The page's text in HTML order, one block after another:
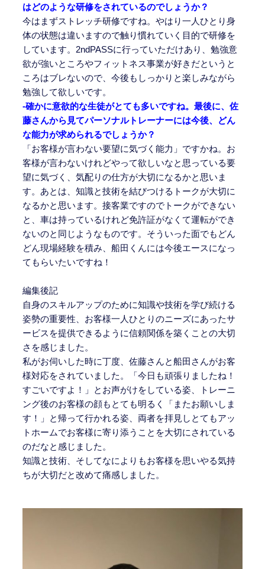
はどのような研修をされているのでしょうか？
今はまずストレッチ研修ですね。やはり一人ひとり身
体の状態は違いますので触り慣れていく目的で研修を
しています。2ndPASSに行っていただけあり、勉強意
欲が強いところやフィットネス事業が好きだというと
ころはブレないので、今後もしっかりと楽しみながら
勉強して欲しいです。
-確かに意欲的な生徒がとても多いですね。最後に、佐
藤さんから見てパーソナルトレーナーには今後、どん
な能力が求められるでしょうか？
「お客様が言わない要望に気づく能力」ですかね。お
客様が言わないけれどやって欲しいなと思っている要
望に気づく、気配りの仕方が大切になるかと思いま
す。あとは、知識と技術を結びつけるトークが大切に
なるかと思います。接客業ですのでトークができない
と、車は持っているけれど免許証がなくて運転ができ
ないのと同じようなものです。そういった面でもどん
どん現場経験を積み、船田くんには今後エースになっ
てもらいたいですね！
編集後記
自身のスキルアップのために知識や技術を学び続ける
姿勢の重要性、お客様一人ひとりのニーズにあったサ
ービスを提供できるように信頼関係を築くことの大切
さを感じました。
私がお伺いした時に丁度、佐藤さんと船田さんがお客
様対応をされていました。「今日も頑張りましたね！
すごいですよ！」とお声がけをしている姿、トレーニ
ング後のお客様の顔もとても明るく「またお願いしま
す！」と帰って行かれる姿、両者を拝見しとてもアッ
トホームでお客様に寄り添うことを大切にされている
のだなと感じました。
知識と技術、そしてなによりもお客様を思いやる気持
ちが大切だと改めて痛感しました。